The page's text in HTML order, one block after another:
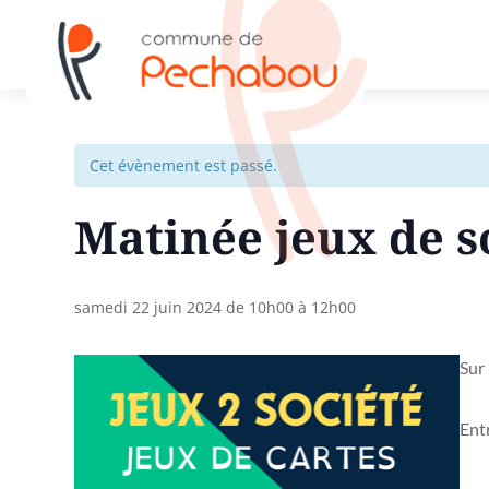
Cet évènement est passé.
Matinée jeux de
samedi 22 juin 2024 de 10h00 à 12h00